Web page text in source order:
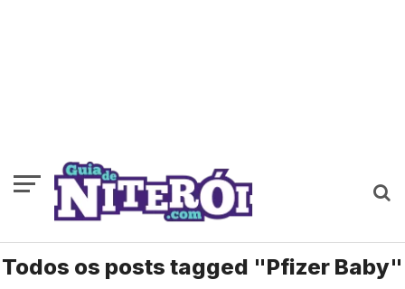
Todos os posts tagged "Pfizer Baby"